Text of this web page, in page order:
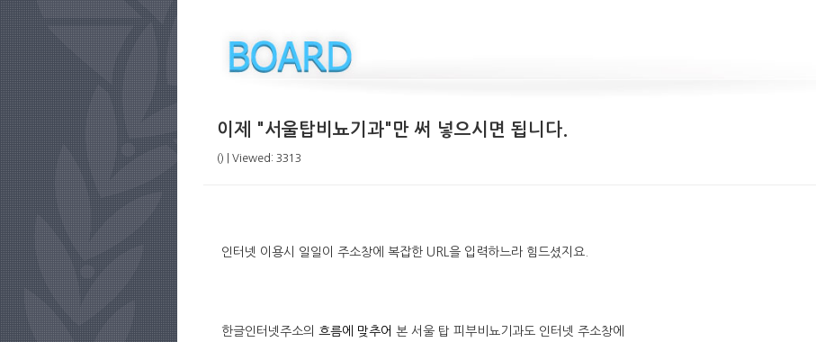
이제 "서울탑비뇨기과"만 써 넣으시면 됩니다.
() | Viewed: 3313
인터넷 이용시 일일이 주소창에 복잡한 URL을 입력하느라 힘드셨지요.
한글인터넷주소의 흐름에 맞추어 본 서울 탑 피부비뇨기과도 인터넷 주소창에